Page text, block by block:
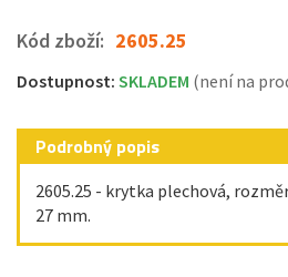
Kód zboží: 2605.25
Dostupnost: SKLADEM (není na
Podrobný popis
2605.25 - krytka plechová,
27 mm.